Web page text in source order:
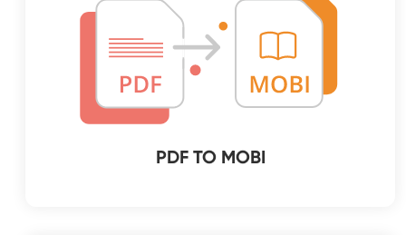
PDF TO MOBI